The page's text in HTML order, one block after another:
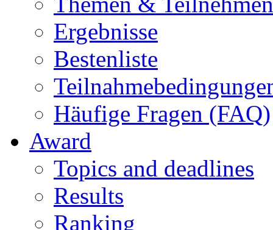
Ergebnisse
Bestenliste
Häufige Fragen (FAQ)
Award
Topics and deadlines
Results
Ranking